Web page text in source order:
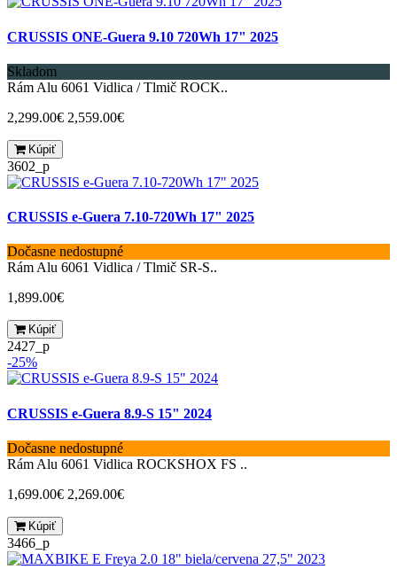
CRUSSIS ONE-Guera 9.10 720Wh 17" 2025
Skladom
Rám Alu 6061 Vidlica / Tlmič ROCK..
2,299.00€ 2,559.00€
Kúpiť
3602_p
CRUSSIS e-Guera 7.10-720Wh 17" 2025
Dočasne nedostupné
Rám Alu 6061 Vidlica / Tlmič SR-S..
1,899.00€
Kúpiť
2427_p
-25%
CRUSSIS e-Guera 8.9-S 15" 2024
Dočasne nedostupné
Rám Alu 6061 Vidlica ROCKSHOX FS ..
1,699.00€ 2,269.00€
Kúpiť
3466_p